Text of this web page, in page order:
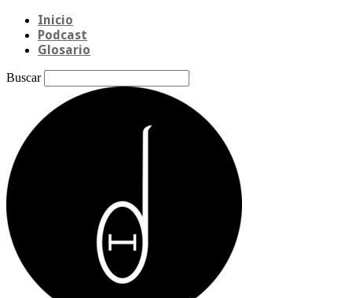
Inicio
Podcast
Glosario
Buscar